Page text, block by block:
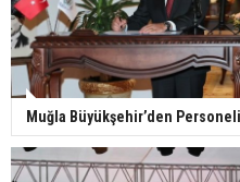
Muğla Büyükşehir’den